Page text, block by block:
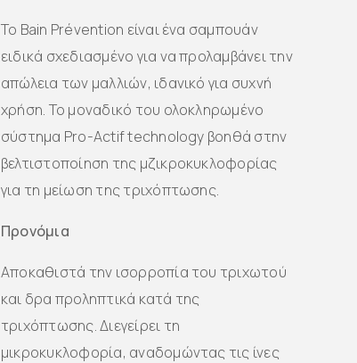
To Bain Prévention είναι ένα σαμπουάν
ειδικά σχεδιασμένο για να προλαμβάνει την
απώλεια των μαλλιών, ιδανικό για συχνή
χρήση. Το μοναδικό του ολοκληρωμένο
σύστημα Pro-Actif technology βοηθά στην
βελτιστοποίηση της μζικροκυκλοφορίας
για τη μείωση της τριχόπτωσης.
Προνόμια
Αποκαθιστά την ισορροπία του τριχωτού
και δρα προληπτικά κατά της
τριχόπτωσης. Διεγείρει τη
μικροκυκλοφορία, αναδομώντας τις ίνες